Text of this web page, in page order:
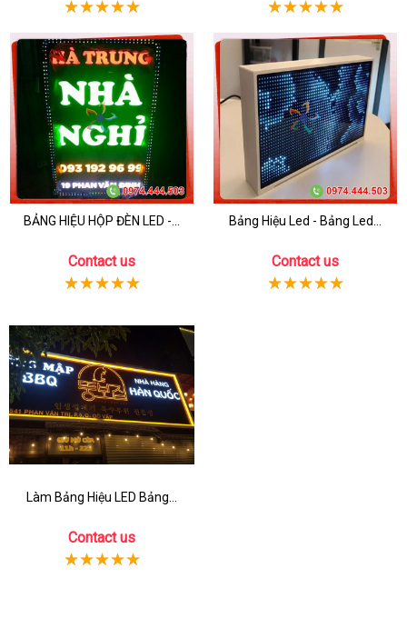
BẢNG HIỆU HỘP ĐÈN LED -...
Contact us
Bảng Hiệu Led - Bảng Led...
Contact us
Làm Bảng Hiệu LED Bảng...
Contact us